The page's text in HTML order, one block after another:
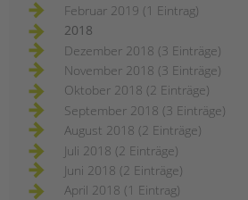
Februar 2019 (1 Eintrag)
2018
Dezember 2018 (3 Einträge)
November 2018 (3 Einträge)
Oktober 2018 (2 Einträge)
September 2018 (3 Einträge)
August 2018 (2 Einträge)
Juli 2018 (2 Einträge)
Juni 2018 (2 Einträge)
April 2018 (1 Eintrag)